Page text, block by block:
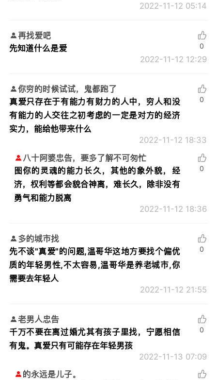
2022-11-12 05:14
再找爱吧
先知道什么是爱
2022-11-12 12:29
0
你穷的时候试试，鬼都跑了
真爱只存在于有能力有财力的人中，穷人和没
有能力的人交往之初考虑的一定是对方的经济
实力，能给他带来什么
2022-11-12 18:33
0
八十阿婆忠告，要多了解不可匆忙
图你的灵魂的能力长久，其他的象外貌，经
济，权利等都会貌合神离，难长久，除非没有
勇气和能力脱离
2022-11-12 18:36
0
多的城市找
先不谈"真爱"的问题,温哥华这地方要找个偏优
质的年轻男性,不太容易,温哥华是养老城市,你
需要去年轻人
2022-11-12 21:55
0
老男人忠告
千万不要在离过婚尤其有孩子里找，宁愿相信
有鬼。真爱只有可能存在年轻男孩
2022-11-13 07:09
0
的永远是儿子。